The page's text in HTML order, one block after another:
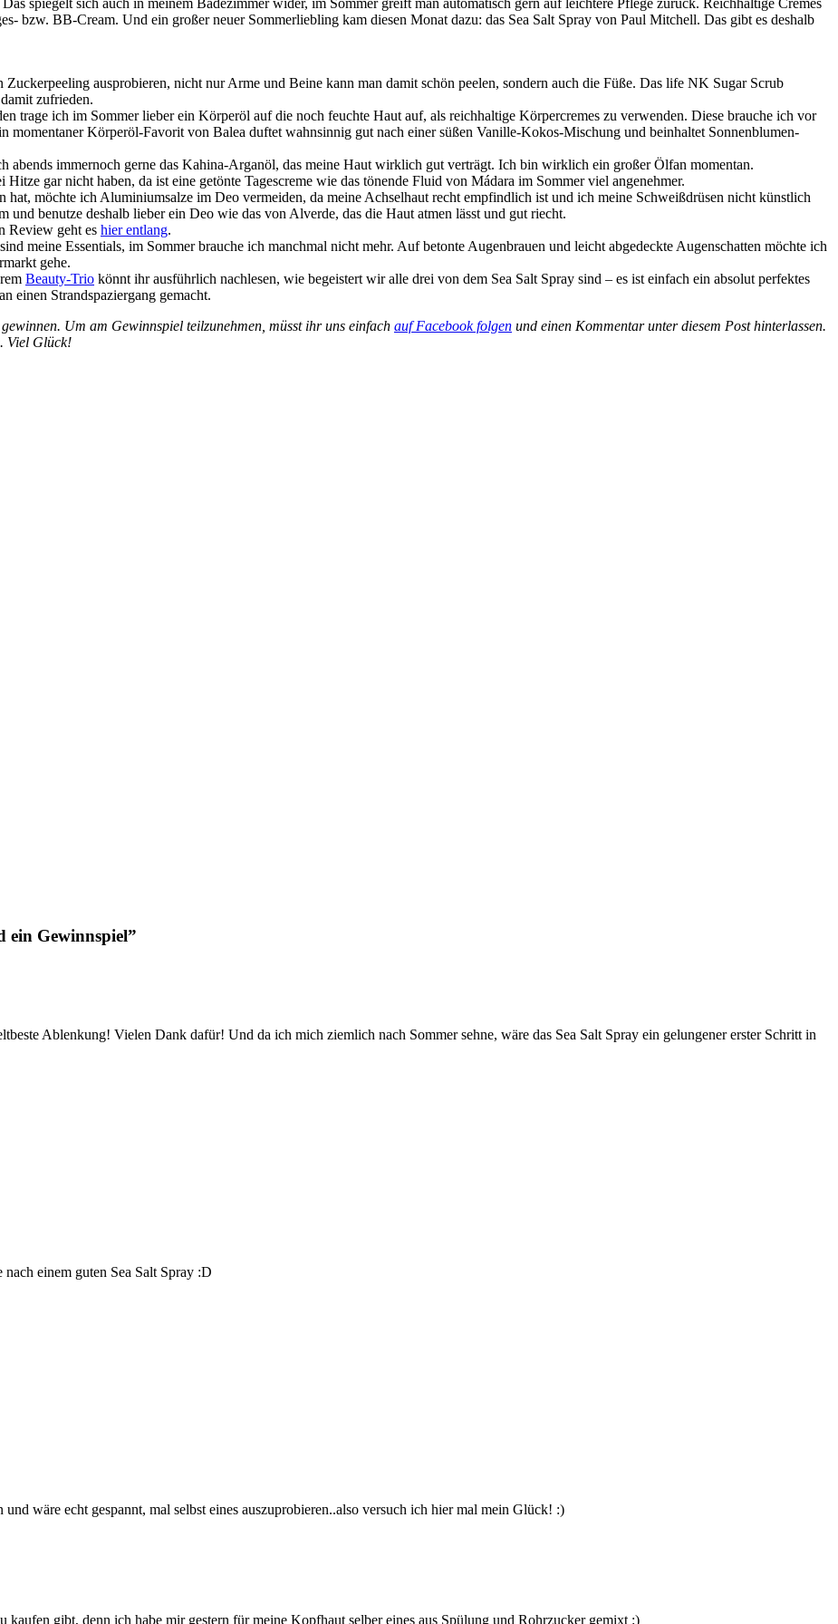
bzw. BB-Cream. Und ein großer neuer Sommerliebling kam diesen Monat dazu: das Sea Salt Spray von Paul Mitchell. Das gibt es deshalb
Zuckerpeeling ausprobieren, nicht nur Arme und Beine kann man damit schön peelen, sondern auch die Füße. Das life NK Sugar Scrub
zufrieden.
trage ich im Sommer lieber ein Körperöl auf die noch feuchte Haut auf, als reichhaltige Körpercremes zu verwenden. Diese brauche ich vor
momentaner Körperöl-Favorit von Balea duftet wahnsinnig gut nach einer süßen Vanille-Kokos-Mischung und beinhaltet Sonnenblumen-
abends immernoch gerne das Kahina-Arganöl, das meine Haut wirklich gut verträgt. Ich bin wirklich ein großer Ölfan momentan.
Hitze gar nicht haben, da ist eine getönte Tagescreme wie das tönende Fluid von Mádara im Sommer viel angenehmer.
hat, möchte ich Aluminiumsalze im Deo vermeiden, da meine Achselhaut recht empfindlich ist und ich meine Schweißdrüsen nicht künstlich
und benutze deshalb lieber ein Deo wie das von Alverde, das die Haut atmen lässt und gut riecht.
Review geht es hier entlang.
meine Essentials, im Sommer brauche ich manchmal nicht mehr. Auf betonte Augenbrauen und leicht abgedeckte Augenschatten möchte ich
gehe.
Beauty-Trio könnt ihr ausführlich nachlesen, wie begeistert wir alle drei von dem Sea Salt Spray sind – es ist einfach ein absolut perfektes
einen Strandspaziergang gemacht.
Um am Gewinnspiel teilzunehmen, müsst ihr uns einfach auf Facebook folgen und einen Kommentar unter diesem Post hinterlassen.
Viel Glück!
ein Gewinnspiel”
Ablenkung! Vielen Dank dafür! Und da ich mich ziemlich nach Sommer sehne, wäre das Sea Salt Spray ein gelungener erster Schritt in
einem guten Sea Salt Spray :D
wäre echt gespannt, mal selbst eines auszuprobieren..also versuch ich hier mal mein Glück! :)
kaufen gibt, denn ich habe mir gestern für meine Kopfhaut selber eines aus Spülung und Rohrzucker gemixt :)